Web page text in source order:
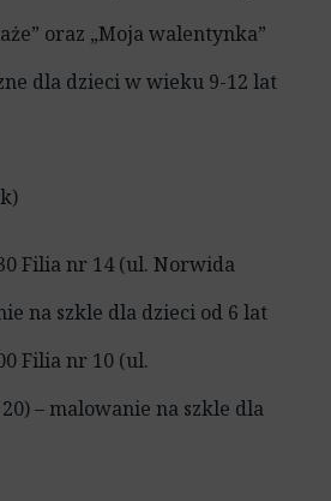
oraz „Moja walentynka”
dla dzieci w wieku 9-12 lat
Filia nr 14 (ul. Norwida
na szkle dla dzieci od 6 lat
Filia nr 10 (ul.
– malowanie na szkle dla